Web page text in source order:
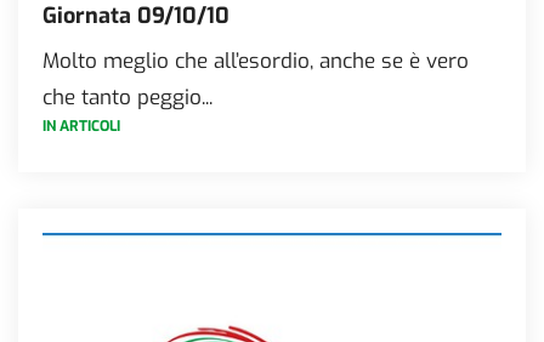
Giornata 09/10/10
Molto meglio che all’esordio, anche se è vero
che tanto peggio...
IN ARTICOLI